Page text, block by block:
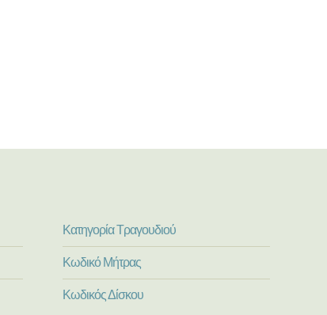
Κατηγορία Τραγουδιού
Κωδικό Μήτρας
Κωδικός Δίσκου